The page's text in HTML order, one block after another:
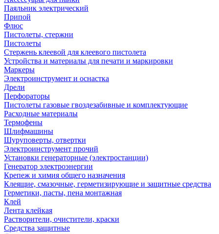
Паяльник электрический
Припой
Флюс
Пистолеты, стержни
Пистолеты
Стержень клеевой для клеевого пистолета
Устройства и материалы для печати и маркировки
Маркеры
Электроинструмент и оснастка
Дрели
Перфораторы
Пистолеты газовые гвоздезабивные и комплектующие
Расходные материалы
Термофены
Шлифмашины
Шуруповерты, отвертки
Электроинструмент прочий
Установки генераторные (электростанции)
Генератор электроэнергии
Крепеж и химия общего назначения
Клеящие, смазочные, герметизирующие и защитные средства
Герметики, пасты, пена монтажная
Клей
Лента клейкая
Растворители, очистители, краски
Средства защитные